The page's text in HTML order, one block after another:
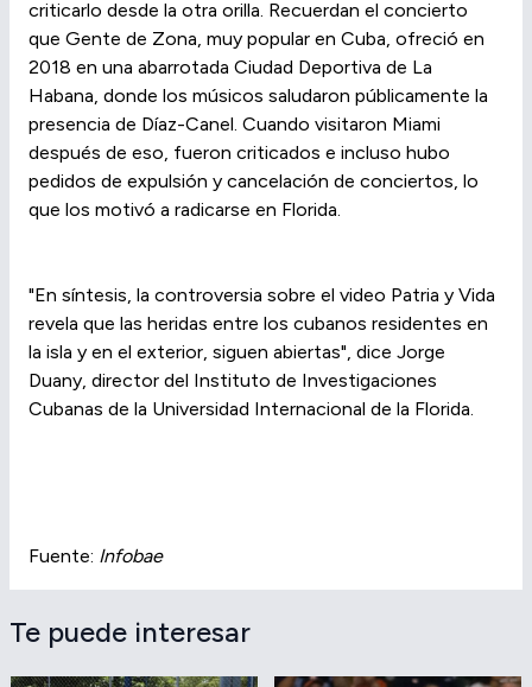
criticarlo desde la otra orilla. Recuerdan el concierto
que Gente de Zona, muy popular en Cuba, ofreció en
2018 en una abarrotada Ciudad Deportiva de La
Habana, donde los músicos saludaron públicamente la
presencia de Díaz-Canel. Cuando visitaron Miami
después de eso, fueron criticados e incluso hubo
pedidos de expulsión y cancelación de conciertos, lo
que los motivó a radicarse en Florida.
"En síntesis, la controversia sobre el video Patria y Vida
revela que las heridas entre los cubanos residentes en
la isla y en el exterior, siguen abiertas", dice Jorge
Duany, director del Instituto de Investigaciones
Cubanas de la Universidad Internacional de la Florida.
Fuente: Infobae
Te puede interesar